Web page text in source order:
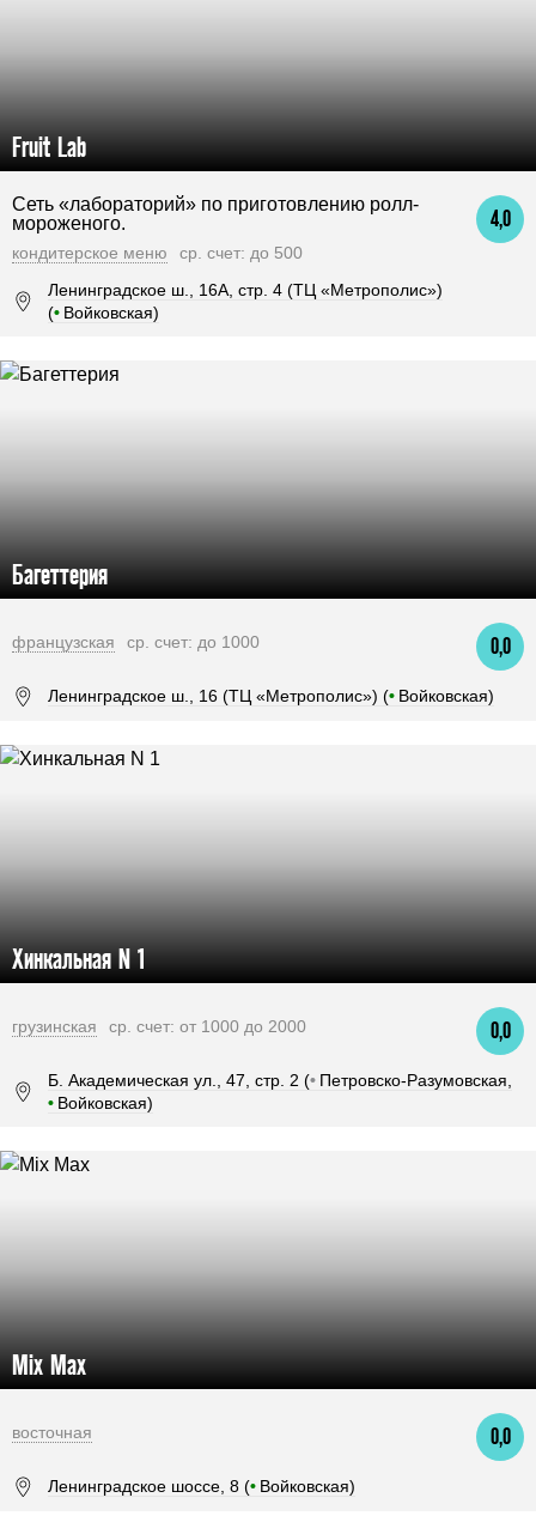
Fruit Lab
4,0
Сеть «лабораторий» по приготовлению ролл-
мороженого.
кондитерское меню
ср. счет: до 500
Ленинградское ш., 16А, стр. 4 (ТЦ «Метрополис»)
(• Войковская)
Багеттерия
0,0
французская ср. счет: до 1000
Ленинградское ш., 16 (ТЦ «Метрополис») (• Войковская)
Хинкальная N 1
0,0
грузинская ср. счет: от 1000 до 2000
Б. Академическая ул., 47, стр. 2 (• Петровско-Разумовская,
• Войковская)
Mix Max
0,0
восточная
Ленинградское шоссе, 8 (• Войковская)